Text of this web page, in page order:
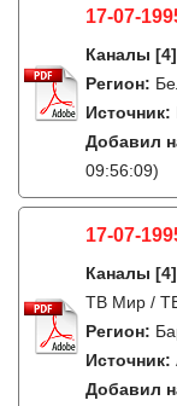
17-07-
Каналы [4]
Регион:
Источник:
Добавил
09:56:09)
17-07-
Каналы [4]
ТВ Мир /
Регион:
Источник:
Добавил